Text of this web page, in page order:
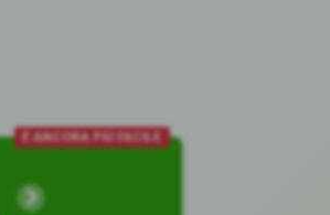
È ANCORA PIÙ FACILE